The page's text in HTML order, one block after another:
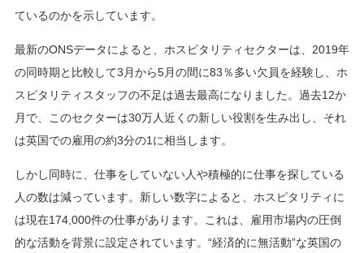
ているのかを示しています。
最新のONSデータによると、ホスピタリティセクターは、2019年
の同時期と比較して3月から5月の間に83％多い欠員を経験し、ホ
スピタリティスタッフの不足は過去最高になりました。過去12か
月で、このセクターは30万人近くの新しい役割を生み出し、それ
は英国での雇用の約3分の1に相当します。
しかし同時に、仕事をしていない人や積極的に仕事を探している
人の数は減っています。新しい数字によると、ホスピタリティに
は現在174,000件の仕事があります。これは、雇用市場内の圧倒
的な活動を背景に設定されています。“経済的に無活動”な英国の